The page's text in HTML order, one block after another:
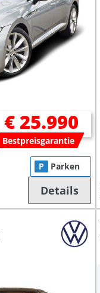
€ 25.990
Bestpreisgarantie
P Parken
Details